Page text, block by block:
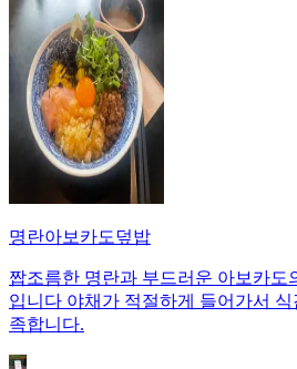
명란아보카도덮밥
짭조름한 명란과 부드러운 아보카도
입니다 야채가 적절하게 들어가서
족합니다.